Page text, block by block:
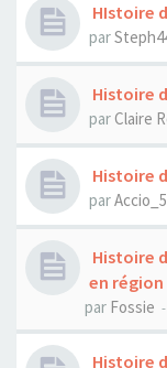
HIstoire
par
Histoire
par Claire
Histoire
par
Histoire
en
par Fossie
Histoire